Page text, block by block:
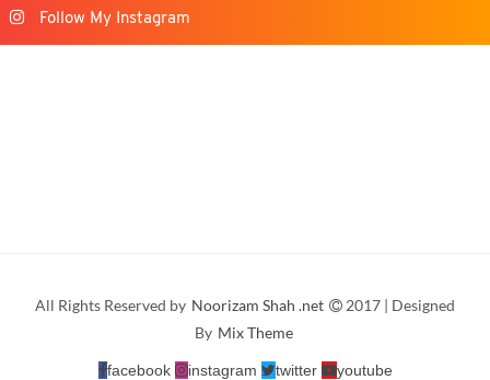
Follow My Instagram
All Rights Reserved by Noorizam Shah .net
2017 | Designed
By Mix Theme
facebook instagram twitter youtube